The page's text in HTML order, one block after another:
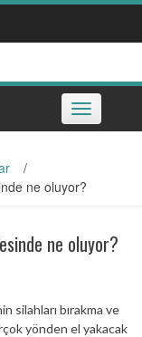
Toggle
navigation
/
ne oluyor?
ne oluyor?
silahları bırakma ve
yönden el yakacak